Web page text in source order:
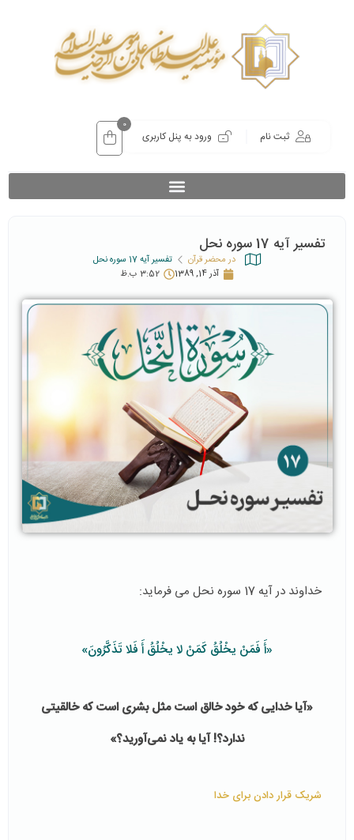
ثبت نام ورود به پنل کاربری
0
تفسیر آیه 17 سوره نحل
در محضر قرآن
تفسیر آیه 17 سوره نحل
آذر 14, 1389
3:52 ب.ظ
خداوند در آیه 17 سوره نحل می فرماید:
«أَ فَمَنْ یخْلُقُ كَمَنْ لا یخْلُقُ أَ فَلا تَذَكَّرُونَ»
«آیا خدایی که خود خالق است مثل بشری است که خالقیتی
ندارد؟! آیا به یاد نمی‌آورید؟»
شریک قرار دادن برای خدا